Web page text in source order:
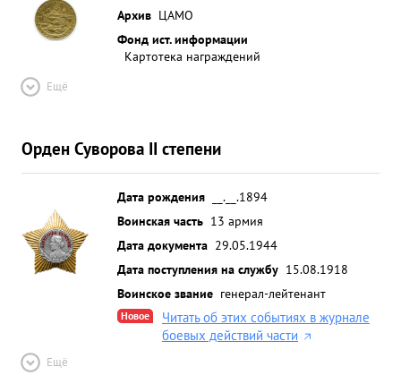
Архив ЦАМО
Фонд ист. информации
Картотека награждений
Ещё
Орден Суворова II степени
Дата рождения
__.__.1894
Воинская часть 13 армия
Дата документа 29.05.1944
Дата поступления на службу 15.08.1918
Воинское звание генерал-лейтенант
Новое
Читать об этих событиях в журнале
боевых действий части
Ещё